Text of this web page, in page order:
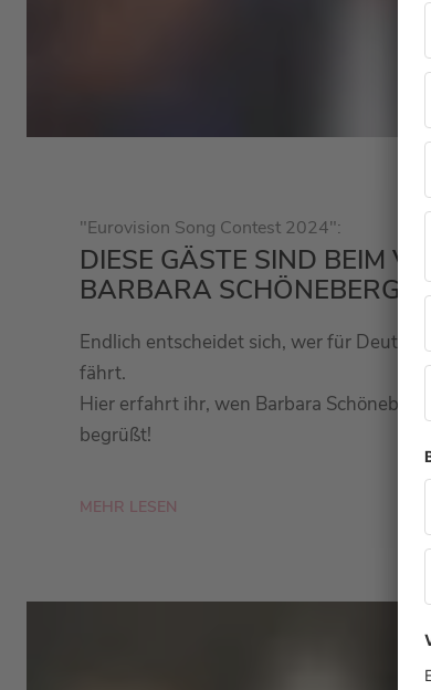
"Eurovision Song Contest 2024":
DIESE GÄSTE SIND BEIM
BARBARA
Endlich entscheidet sich, wer für
fährt.
Hier erfahrt ihr, wen Barbara
begrüßt!
MEHR LESEN